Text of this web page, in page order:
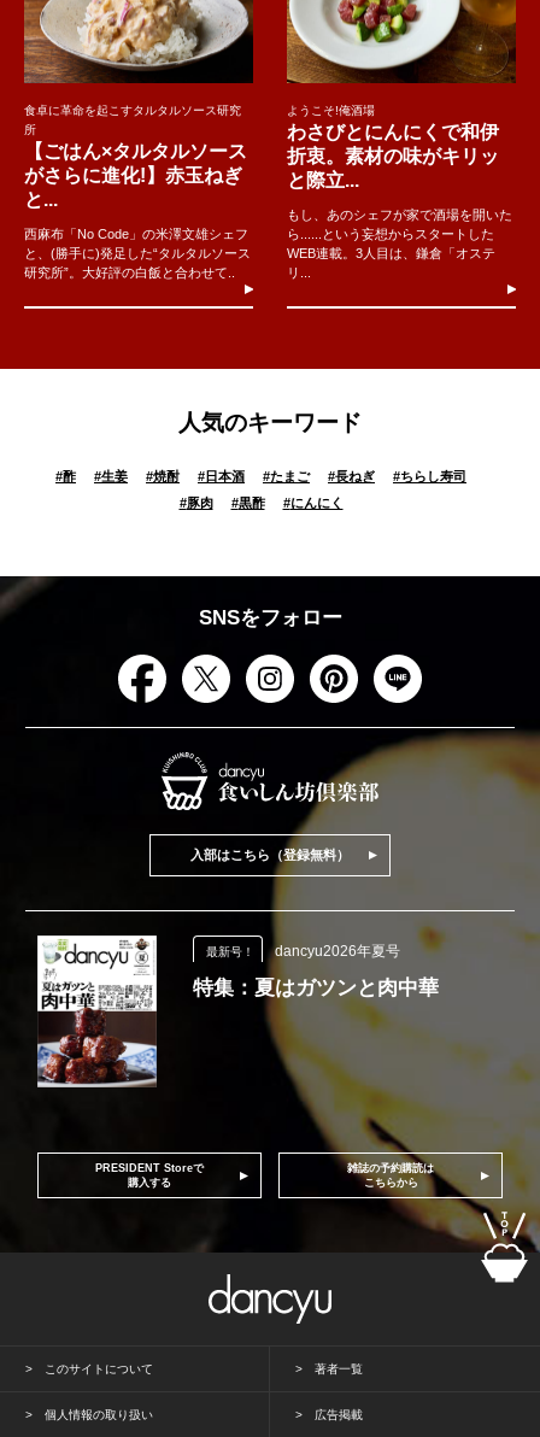
食卓に革命を起こすタルタルソース研究
所
【ごはん×タルタルソース
がさらに進化!】赤玉ねぎ
と...
西麻布「No Code」の米澤文雄シェフ
と、(勝手に)発足した“タルタルソース
研究所”。大好評の白飯と合わせて..
ようこそ!俺酒場
わさびとにんにくで和伊
折衷。素材の味がキリッ
と際立...
もし、あのシェフが家で酒場を開いた
ら......という妄想からスタートした
WEB連載。3人目は、鎌倉「オステ
リ...
人気のキーワード
#酢 #生姜 #焼酎 #日本酒 #たまご #長ねぎ #ちらし寿司
#豚肉 #黒酢 #にんにく
SNSをフォロー
入部はこちら（登録無料）
最新号！ dancyu2026年夏号
特集：夏はガツンと肉中華
PRESIDENT Storeで
購入する
雑誌の予約購読は
こちらから
このサイトについて 著者一覧
個人情報の取り扱い 広告掲載